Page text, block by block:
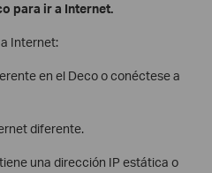
para ir a Internet.
Internet:
en el Deco o conéctese a
diferente.
una dirección IP estática o